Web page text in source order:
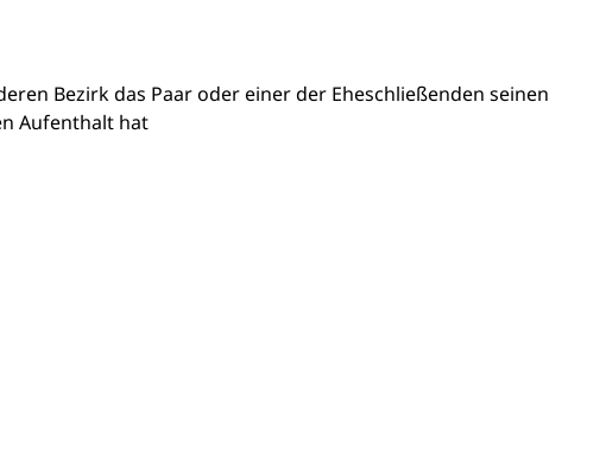
Bezirk das Paar oder einer der Eheschließenden seinen
Aufenthalt hat